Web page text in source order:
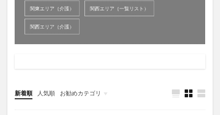
関東エリア（介護） 関西エリア（一覧リスト）
関西エリア（介護）
新着順 人気順 お勧めカテゴリ
ホームぺージ制作